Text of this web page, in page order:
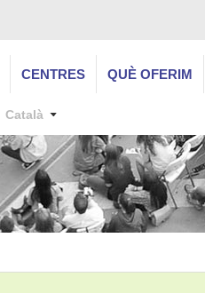
CENTRES QUÈ OFERIM
Català